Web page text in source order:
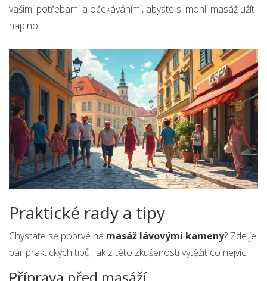
vašimi potřebami a očekáváními, abyste si mohli masáž užít
naplno.
Praktické rady a tipy
Chystáte se poprvé na masáž lávovými kameny? Zde je
pár praktických tipů, jak z této zkušenosti vytěžit co nejvíc.